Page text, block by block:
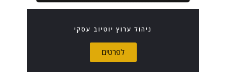
ניהול ערוץ יוטיוב עסקי
לפרטים